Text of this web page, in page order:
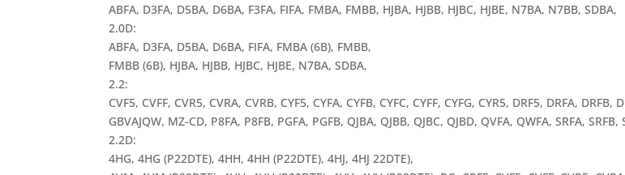
ABFA, D3FA, D5BA, D6BA, F3FA, FIFA, FMBA, FMBB, HJBA, HJBB, HJBC, HJBE, N7BA, N7BB, SDBA,
2.0D:
ABFA, D3FA, D5BA, D6BA, FIFA, FMBA (6B), FMBB,
FMBB (6B), HJBA, HJBB, HJBC, HJBE, N7BA, SDBA,
2.2:
CVF5, CVFF, CVR5, CVRA, CVRB, CYF5, CYFA, CYFB, CYFC, CYFF, CYFG, CYR5, DRF5, DRFA,
GBVAJQW, MZ-CD, P8FA, P8FB, PGFA, PGFB, QJBA, QJBB, QJBC, QJBD, QVFA, QWFA, SRFA,
2.2D:
4HG, 4HG (P22DTE), 4HH, 4HH (P22DTE), 4HJ, 4HJ 22DTE),